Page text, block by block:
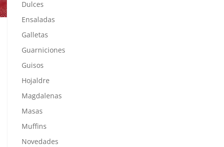
Dulces
Ensaladas
Galletas
Guarniciones
Guisos
Hojaldre
Magdalenas
Masas
Muffins
Novedades